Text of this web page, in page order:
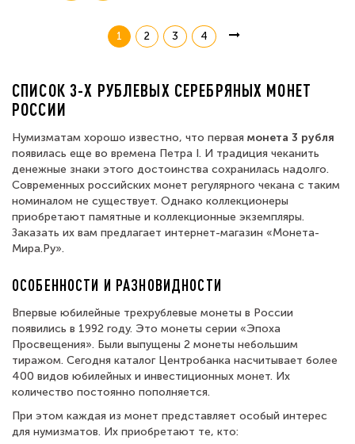
1 2 3 4
СПИСОК 3-Х РУБЛЕВЫХ СЕРЕБРЯНЫХ МОНЕТ
РОССИИ
Нумизматам хорошо известно, что первая монета 3 рубля
появилась еще во времена Петра I. И традиция чеканить
денежные знаки этого достоинства сохранилась надолго.
Современных российских монет регулярного чекана с таким
номиналом не существует. Однако коллекционеры
приобретают памятные и коллекционные экземпляры.
Заказать их вам предлагает интернет-магазин «Монета-
Мира.Ру».
ОСОБЕННОСТИ И РАЗНОВИДНОСТИ
Впервые юбилейные трехрублевые монеты в России
появились в 1992 году. Это монеты серии «Эпоха
Просвещения». Были выпущены 2 монеты небольшим
тиражом. Сегодня каталог Центробанка насчитывает более
400 видов юбилейных и инвестиционных монет. Их
количество постоянно пополняется.
При этом каждая из монет представляет особый интерес
для нумизматов. Их приобретают те, кто: